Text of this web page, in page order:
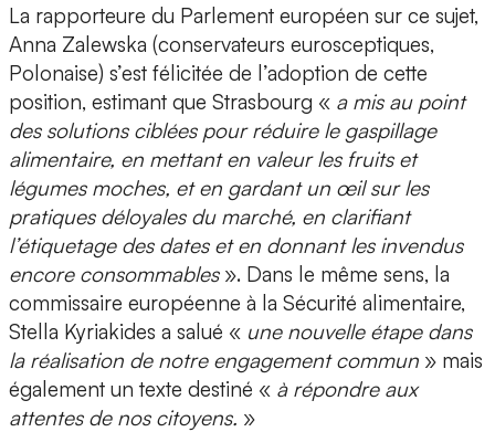
La rapporteure du Parlement européen sur ce sujet,
Anna Zalewska (conservateurs eurosceptiques,
Polonaise) s’est félicitée de l’adoption de cette
position, estimant que Strasbourg « a mis au point
des solutions ciblées pour réduire le gaspillage
alimentaire, en mettant en valeur les fruits et
légumes moches, et en gardant un œil sur les
pratiques déloyales du marché, en clarifiant
l’étiquetage des dates et en donnant les invendus
encore consommables ». Dans le même sens, la
commissaire européenne à la Sécurité alimentaire,
Stella Kyriakides a salué « une nouvelle étape dans
la réalisation de notre engagement commun » mais
également un texte destiné « à répondre aux
attentes de nos citoyens. »